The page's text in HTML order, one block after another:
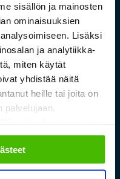
sisällön ja mainosten
ominaisuuksien
Lisäksi
ja analytiikka-
miten käytät
yhdistää näitä
heille tai joita on